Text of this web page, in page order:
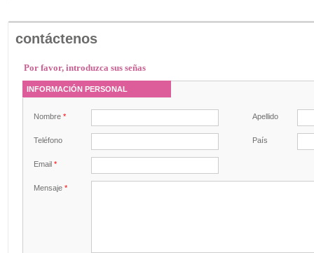
contáctenos
Por favor, introduzca sus señas
INFORMACIÓN PERSONAL
Nombre * Apellido
Teléfono País
Email *
Mensaje *